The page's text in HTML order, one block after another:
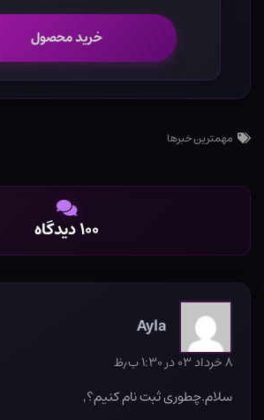
خرید محصول
مهمترین خبرها
۱۰۰ دیدگاه
Ayla
۸ خرداد ۰۳ در ۱:۳۰ ب٫ظ
سلام.چطوری ثبت نام کنیم؟,